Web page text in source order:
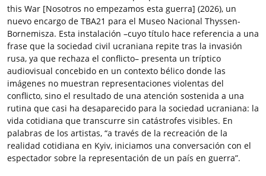
this War [Nosotros no empezamos esta guerra] (2026), un
nuevo encargo de TBA21 para el Museo Nacional Thyssen-
Bornemisza. Esta instalación –cuyo título hace referencia a una
frase que la sociedad civil ucraniana repite tras la invasión
rusa, ya que rechaza el conflicto– presenta un tríptico
audiovisual concebido en un contexto bélico donde las
imágenes no muestran representaciones violentas del
conflicto, sino el resultado de una atención sostenida a una
rutina que casi ha desaparecido para la sociedad ucraniana: la
vida cotidiana que transcurre sin catástrofes visibles. En
palabras de los artistas, “a través de la recreación de la
realidad cotidiana en Kyiv, iniciamos una conversación con el
espectador sobre la representación de un país en guerra”.